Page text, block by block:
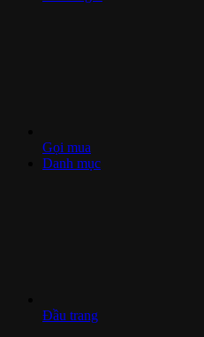
Gọi mua
Danh mục
Đầu trang